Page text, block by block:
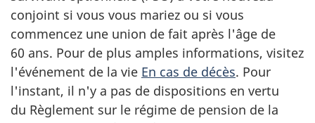
conjoint si vous vous mariez ou si vous
commencez une union de fait après l'âge de
60 ans. Pour de plus amples informations, visitez
l'événement de la vie En cas de décès. Pour
l'instant, il n'y a pas de dispositions en vertu
du Règlement sur le régime de pension de la